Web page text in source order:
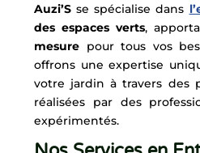
Auzi’S se spécialise dans
des espaces verts,
mesure pour tous vos
offrons une expertise
votre jardin à travers des
réalisées par des
expérimentés.